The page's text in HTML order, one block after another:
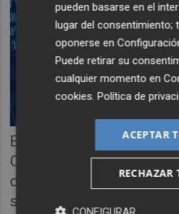
En materia de phishing
COVID-19, se han creado
de marketing electrónico,
sobre información y
pueden basarse en el
lugar del consentimiento;
oponerse en
Puede retirar su
cualquier momento en
cookies.Política de
ACEPTAR
RECHAZAR